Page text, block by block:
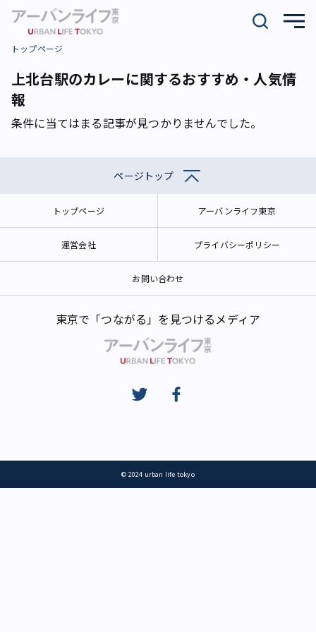
トップページ
上北台駅のカレーに関するおすすめ・人気情
報
条件に当てはまる記事が見つかりませんでした。
ページトップ
トップページ アーバンライフ東京
運営会社 プライバシーポリシー
お問い合わせ
東京で「つながる」を見つけるメディア
© 2024 urban life tokyo